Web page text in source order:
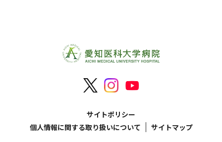
サイトポリシー
個人情報に関する取り扱いについて
サイトマップ